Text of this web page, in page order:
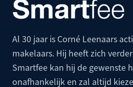
Al 30 jaar is Corné Leenaars
makelaars. Hij heeft zich
Smartfee kan hij de gewenste
onafhankelijk en zal altijd